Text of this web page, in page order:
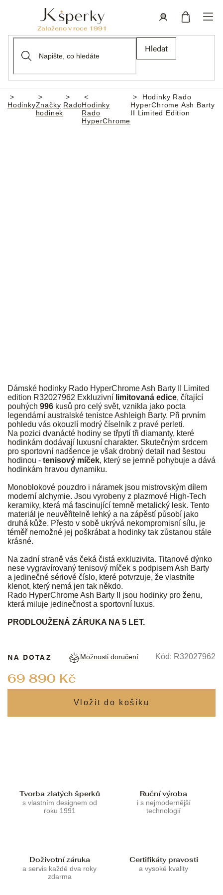
Hledat
Domů
HodinkyZnačky
hodinek
RadoHodinky
Rado
HyperChrome
Hodinky Rado
HyperChrome Ash Barty
II Limited Edition
Dámské hodinky Rado HyperChrome Ash Barty II Limited
edition R32027962 Exkluzivní limitovaná edice, čítající
pouhých 996 kusů pro celý svět, vznikla jako pocta
legendární australské tenistce Ashleigh Barty. Při prvním
pohledu vás okouzlí modrý číselník z pravé perleti.
Na pozici dvanácté hodiny se třpytí tři diamanty, které
hodinkám dodávají luxusní charakter. Skutečným srdcem
pro sportovní nadšence je však drobný detail nad šestou
hodinou - tenisový míček, který se jemně pohybuje a dává
hodinkám hravou dynamiku.
Monoblokové pouzdro i náramek jsou mistrovským dílem
moderní alchymie. Jsou vyrobeny z plazmové High-Tech
keramiky, která má fascinující temně metalický lesk. Tento
materiál je neuvěřitelně lehký a na zápěstí působí jako
druhá kůže. Přesto v sobě ukrývá nekompromisní sílu, je
téměř nemožné jej poškrábat a hodinky tak zůstanou stále
krásné.
Na zadní straně vás čeká čistá exkluzivita. Titanové dýnko
nese vygravírovaný tenisový míček s podpisem Ash Barty
a jedinečné sériové číslo, které potvrzuje, že vlastníte
klenot, který nemá jen tak někdo.
Rado HyperChrome Ash Barty II jsou hodinky pro ženu,
která miluje jedinečnost a sportovní luxus.
PRODLOUŽENÁ ZÁRUKA NA 5 LET.
69 890 Kč
NA DOTAZ Možnosti doručení Kód: R32027962
Tvorba zlatých šperků
s vlastním designem od
roku 1991
Ruční výroba
i s nejmodernější
technologií
Doživotní záruka
a servis každé dva roky
zdarma
Certifikáty pravosti
a vysoké kvality